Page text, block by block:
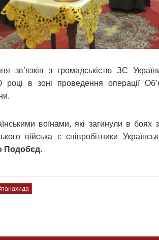
зв’язків з громадськістю ЗС
в зоні проведення операції
воїнами, які загинули в боях
війська є співробітники
Подобєд.